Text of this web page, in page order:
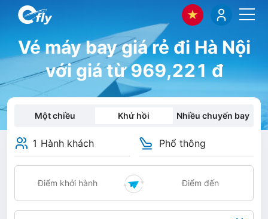
Vé máy bay giá rẻ đi Hà Nội
với giá từ 969,221 đ
Một chiều Khứ hồi Nhiều chuyến bay
1 Hành khách Phổ thông